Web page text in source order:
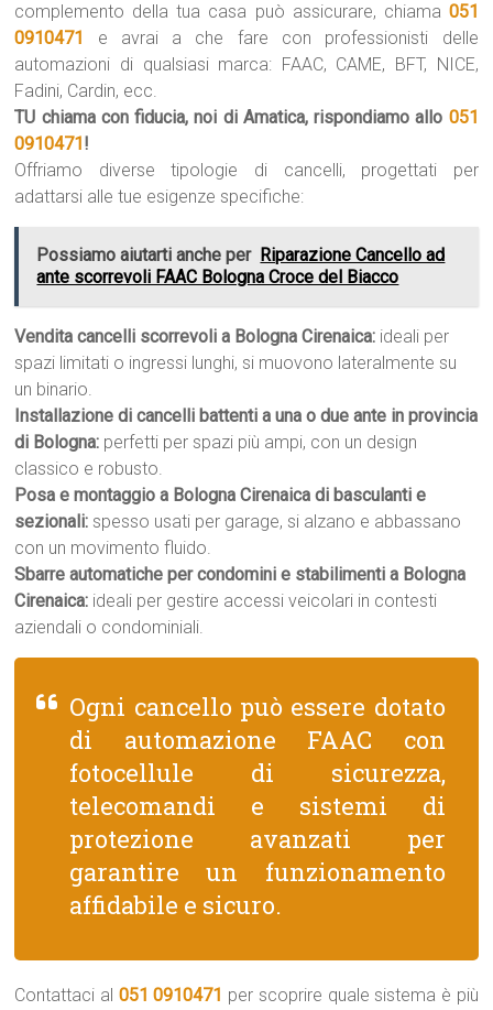
complemento della tua casa può assicurare, chiama 051
0910471
e avrai a che fare con professionisti delle
automazioni di qualsiasi marca: FAAC, CAME, BFT, NICE,
Fadini, Cardin, ecc.
TU chiama con fiducia, noi di Amatica, rispondiamo allo 051
0910471!
Offriamo diverse tipologie di cancelli, progettati per
adattarsi alle tue esigenze specifiche:
Possiamo aiutarti anche per Riparazione Cancello ad
ante scorrevoli FAAC Bologna Croce del Biacco
Vendita cancelli scorrevoli a Bologna Cirenaica: ideali per
spazi limitati o ingressi lunghi, si muovono lateralmente su
un binario.
Installazione di cancelli battenti a una o due ante in provincia
di Bologna: perfetti per spazi più ampi, con un design
classico e robusto.
Posa e montaggio a Bologna Cirenaica di basculanti e
sezionali: spesso usati per garage, si alzano e abbassano
con un movimento fluido.
Sbarre automatiche per condomini e stabilimenti a Bologna
Cirenaica: ideali per gestire accessi veicolari in contesti
aziendali o condominiali.
Ogni cancello può essere dotato
di automazione FAAC con
fotocellule di sicurezza,
telecomandi e sistemi di
protezione avanzati per
garantire un funzionamento
affidabile e sicuro.
Contattaci al 051 0910471 per scoprire quale sistema è più